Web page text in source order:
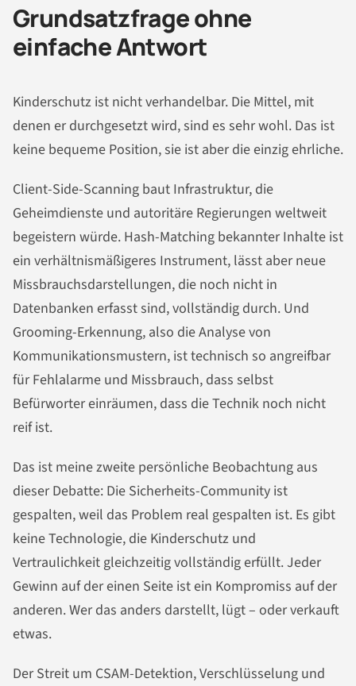
Grundsatzfrage ohne
einfache Antwort
Kinderschutz ist nicht verhandelbar. Die Mittel, mit
denen er durchgesetzt wird, sind es sehr wohl. Das ist
keine bequeme Position, sie ist aber die einzig ehrliche.
Client-Side-Scanning baut Infrastruktur, die
Geheimdienste und autoritäre Regierungen weltweit
begeistern würde. Hash-Matching bekannter Inhalte ist
ein verhältnismäßigeres Instrument, lässt aber neue
Missbrauchsdarstellungen, die noch nicht in
Datenbanken erfasst sind, vollständig durch. Und
Grooming-Erkennung, also die Analyse von
Kommunikationsmustern, ist technisch so angreifbar
für Fehlalarme und Missbrauch, dass selbst
Befürworter einräumen, dass die Technik noch nicht
reif ist.
Das ist meine zweite persönliche Beobachtung aus
dieser Debatte: Die Sicherheits-Community ist
gespalten, weil das Problem real gespalten ist. Es gibt
keine Technologie, die Kinderschutz und
Vertraulichkeit gleichzeitig vollständig erfüllt. Jeder
Gewinn auf der einen Seite ist ein Kompromiss auf der
anderen. Wer das anders darstellt, lügt – oder verkauft
etwas.
Der Streit um CSAM-Detektion, Verschlüsselung und